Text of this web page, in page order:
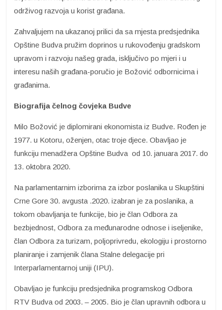
održivog razvoja u korist građana.
Zahvaljujem na ukazanoj prilici da sa mjesta predsjednika
Opštine Budva pružim doprinos u rukovođenju gradskom
upravom i razvoju našeg grada, isključivo po mjeri i u
interesu naših građana-poručio je Božović odbornicima i
građanima.
Biografija čelnog čovjeka Budve
Milo Božović je diplomirani ekonomista iz Budve. Rođen je
1977. u Kotoru, oženjen, otac troje djece. Obavljao je
funkciju menadžera Opštine Budva od 10. januara 2017. do
13. oktobra 2020.
Na parlamentarnim izborima za izbor poslanika u Skupštini
Crne Gore 30. avgusta .2020. izabran je za poslanika, a
tokom obavljanja te funkcije, bio je član Odbora za
bezbjednost, Odbora za međunarodne odnose i iseljenike,
član Odbora za turizam, poljoprivredu, ekologiju i prostorno
planiranje i zamjenik člana Stalne delegacije pri
Interparlamentarnoj uniji (IPU).
Obavljao je funkciju predsjednika programskog Odbora
RTV Budva od 2003. – 2005. Bio je član upravnih odbora u